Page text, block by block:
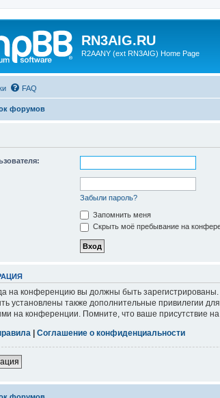
RN3AIG.RU
R2AANY (ext RN3AIG) Home Page
FAQ
форумов
Забыли пароль?
Запомнить меня
Скрыть моё пребывание на
на конференцию вы должны быть
установлены также дополнительные привилегии
на конференции. Помните, что ваше присутствие
Соглашение о конфиденциальности